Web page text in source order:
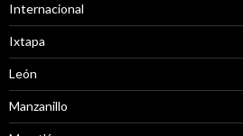
Internacional
Ixtapa
León
Manzanillo